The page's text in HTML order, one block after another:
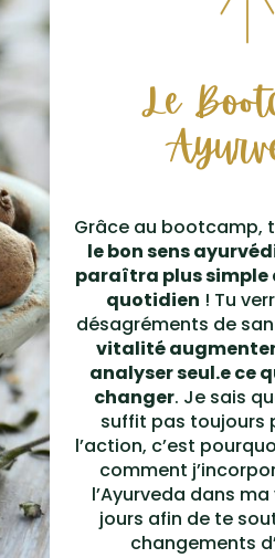
Le
Grâce au bootcamp,
le bon sens
paraîtra plus simple
quotidien ! Tu
désagréments de
vitalité
analyser seul.e ce
changer. Je sais
suffit pas toujours
l’action, c’est
comment
l’Ayurveda dans
jours afin de te
changements